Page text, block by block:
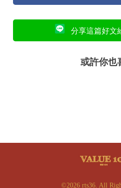
分享這篇好文
或許你也
©2026 rts36. All